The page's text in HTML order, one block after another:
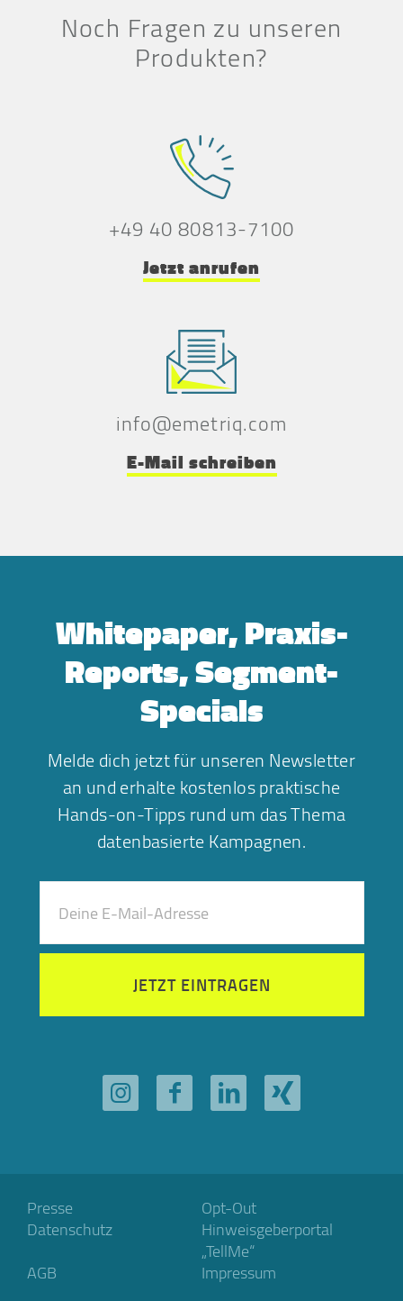
Noch Fragen zu unseren
Produkten?
+49 40 80813-7100
Jetzt anrufen
info@emetriq.com
E-Mail schreiben
Whitepaper, Praxis-
Reports, Segment-
Specials
Melde dich jetzt für unseren Newsletter
an und erhalte kostenlos praktische
Hands-on-Tipps rund um das Thema
datenbasierte Kampagnen.
JETZT EINTRAGEN
Presse
Opt-Out
Datenschutz
Hinweisgeberportal
„TellMe“
AGB
Impressum